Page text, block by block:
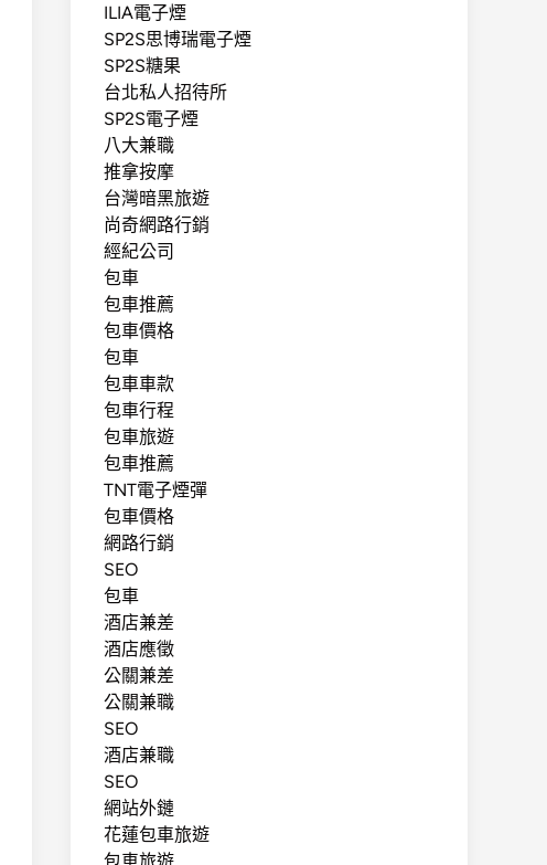
ILIA電子煙
SP2S思博瑞電子煙
SP2S糖果
台北私人招待所
SP2S電子煙
八大兼職
推拿按摩
台灣暗黑旅遊
尚奇網路行銷
經紀公司
包車
包車推薦
包車價格
包車
包車車款
包車行程
包車旅遊
包車推薦
TNT電子煙彈
包車價格
網路行銷
SEO
包車
酒店兼差
酒店應徵
公關兼差
公關兼職
SEO
酒店兼職
SEO
網站外鏈
花蓮包車旅遊
包車旅遊